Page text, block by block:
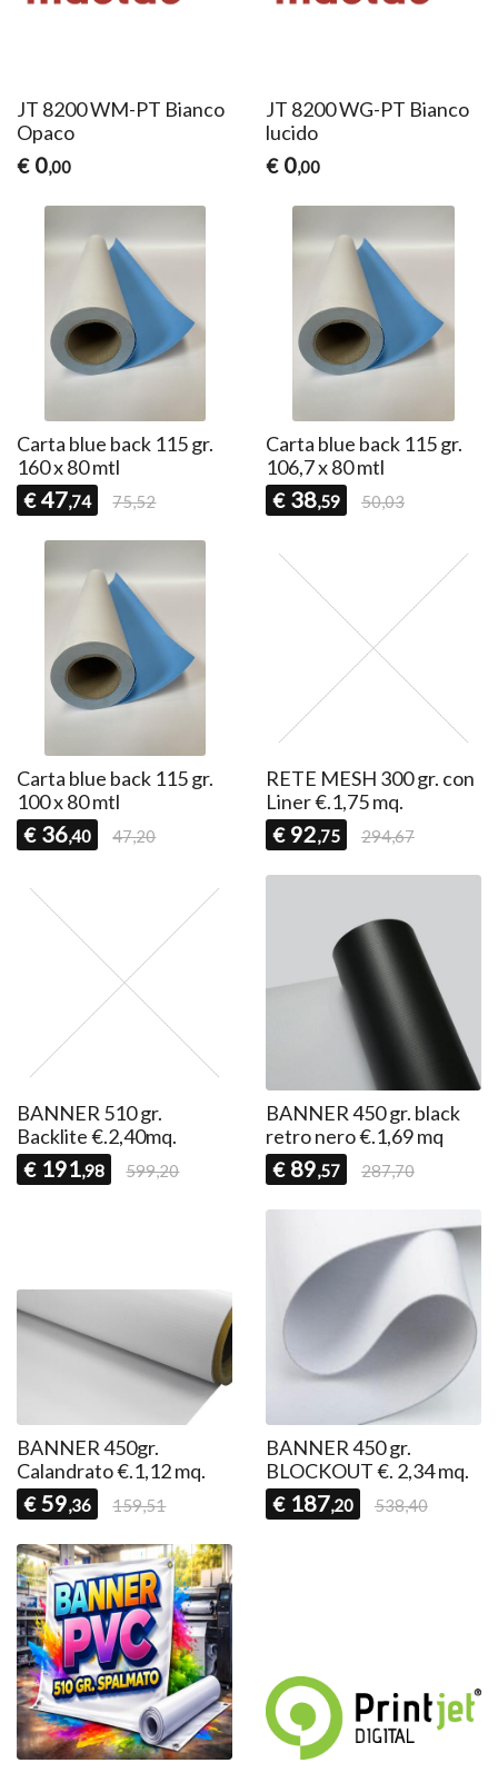
JT 8200 WM-PT Bianco
Opaco
€ 0,00
JT 8200 WG-PT Bianco
lucido
€ 0,00
Carta blue back 115 gr.
160 x 80 mtl
€ 47,74 75,52
Carta blue back 115 gr.
106,7 x 80 mtl
€ 38,59 50,03
Carta blue back 115 gr.
100 x 80 mtl
€ 36,40 47,20
RETE MESH 300 gr. con
Liner €.1,75 mq.
€ 92,75 294,67
BANNER 510 gr.
Backlite €.2,40mq.
€ 191,98 599,20
BANNER 450 gr. black
retro nero €.1,69 mq
€ 89,57 287,70
BANNER 450gr.
Calandrato €.1,12 mq.
€ 59,36 159,51
BANNER 450 gr.
BLOCKOUT €. 2,34 mq.
€ 187,20 538,40